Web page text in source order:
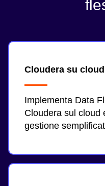
Cloudera su cloud
Implementa Data
Cloudera sul cloud
gestione